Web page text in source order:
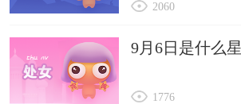
2060
9月6日是什么
1776